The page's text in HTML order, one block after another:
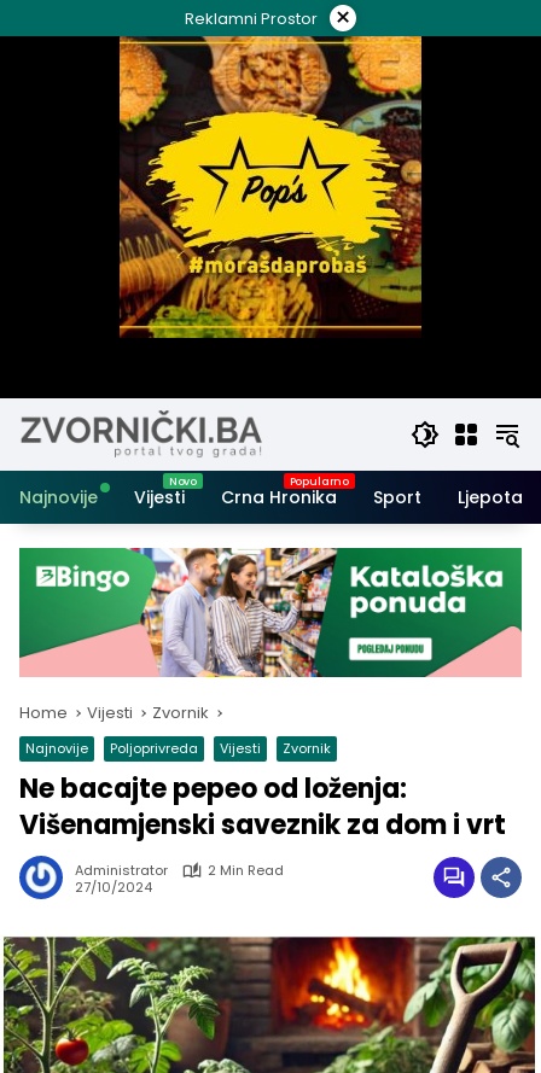
to
Reklamni Prostor ×
Najnovije Vijesti Crna Hronika Sport Ljepota i
Home Vijesti Zvornik
Najnovije Poljoprivreda Vijesti Zvornik
Ne bacajte pepeo od loženja:
Višenamjenski saveznik za dom i vrt
Administrator
2 Min Read
27/10/2024